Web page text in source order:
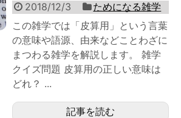
2018/12/3
ためになる雑学
この雑学では「皮算用」という言葉
の意味や語源、由来などことわざに
まつわる雑学を解説します。 雑学
クイズ問題 皮算用の正しい意味は
どれ？ ...
記事を読む